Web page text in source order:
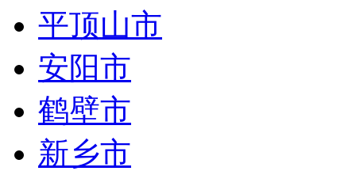
平顶山市
安阳市
鹤壁市
新乡市